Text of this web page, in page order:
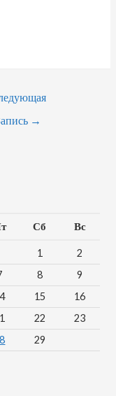
→
Сб Вс
1
2
8
9
15
16
22
23
29